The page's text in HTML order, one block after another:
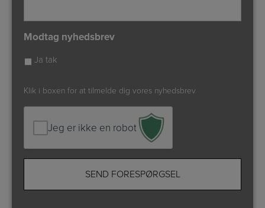
Modtag nyhedsbrev
Ja tak
Klik i boxen for at tilmelde dig vores nyhedsbrev
Jeg er ikke en robot